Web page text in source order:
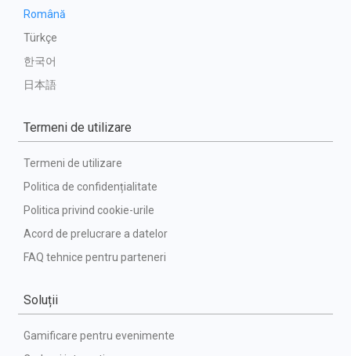
Română
Türkçe
한국어
日本語
Termeni de utilizare
Termeni de utilizare
Politica de confidențialitate
Politica privind cookie-urile
Acord de prelucrare a datelor
FAQ tehnice pentru parteneri
Soluții
Gamificare pentru evenimente